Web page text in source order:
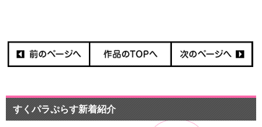
すくパラぷらす新着紹介